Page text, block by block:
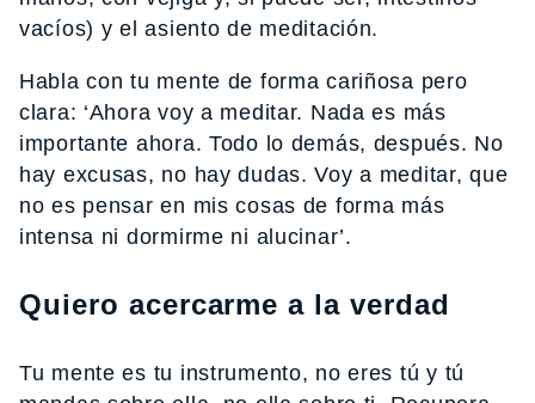
vacíos) y el asiento de meditación.
Habla con tu mente de forma cariñosa pero
clara: ‘Ahora voy a meditar. Nada es más
importante ahora. Todo lo demás, después. No
hay excusas, no hay dudas. Voy a meditar, que
no es pensar en mis cosas de forma más
intensa ni dormirme ni alucinar’.
Quiero acercarme a la verdad
Tu mente es tu instrumento, no eres tú y tú